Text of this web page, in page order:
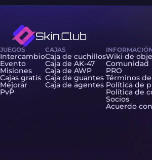
JUEGOS
Intercambio
Evento
Misiones
Cajas gratis
Mejorar
PvP
CAJAS
Caja de cuchillos
Caja de AK-47
Caja de AWP
Caja de guantes
Caja de agentes
Wiki de
Comunidad
PRO
Términos
Política de
Política de
Socios
Acuerdo